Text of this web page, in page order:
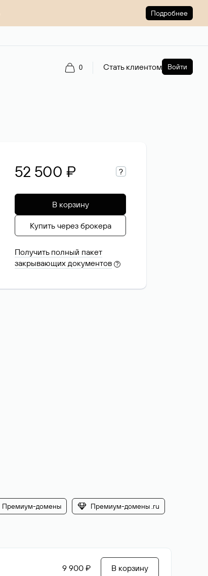
Подробнее
0 Стать клиентом Войти
52 500 ₽ ?
В корзину
Купить через брокера
Получить полный пакет
закрывающих документов ?
Премиум-домены Премиум-домены .ru
9 900 ₽ В корзину